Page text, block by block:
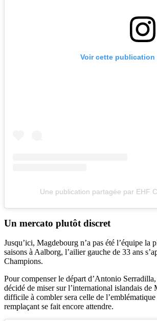
Voir cette publication
Une publication partagée par EHF
Un mercato plutôt discret
Jusqu’ici, Magdebourg n’a pas été l’équipe
saisons à Aalborg, l’ailier gauche de 33 ans
Champions.
Pour compenser le départ d’Antonio
décidé de miser sur l’international islandais de
difficile à combler sera celle de
remplaçant se fait encore attendre.